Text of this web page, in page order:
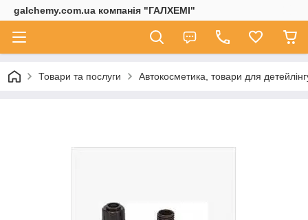
galchemy.com.ua компанія "ГАЛХЕМІ"
Товари та послуги Автокосметика, товари для